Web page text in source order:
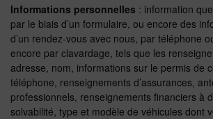
Informations personnelles : information
par le biais d’un formulaire, ou encore des
d’un rendez-vous avec nous, par téléphone
encore par clavardage, tels que les
adresse, nom, informations sur le permis de
téléphone, renseignements d’assurances,
professionnels, renseignements financiers à
solvabilité, type et modèle de véhicules dont